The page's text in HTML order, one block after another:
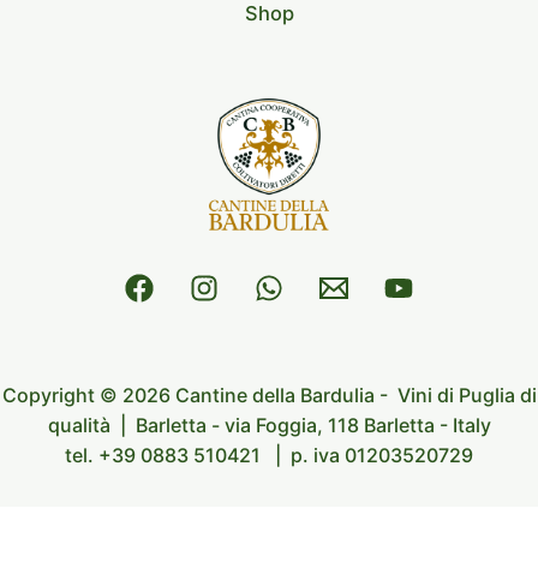
Shop
Copyright © 2026 Cantine della Bardulia - Vini di Puglia di
qualità | Barletta -via Foggia, 118 Barletta - Italy
tel. +39 0883 510421 | p. iva 01203520729